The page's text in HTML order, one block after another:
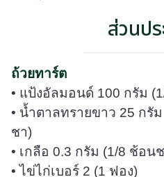
ส่วนป
ถ้วยทาร์ต
• แป้งอัลมอนด์ 100 กรัม
• น้ำตาลทรายขาว 25 กรั
ชา)
• เกลือ 0.3 กรัม (1/8 ช้อน
• ไข่ไก่เบอร์ 2 (1 ฟอง)